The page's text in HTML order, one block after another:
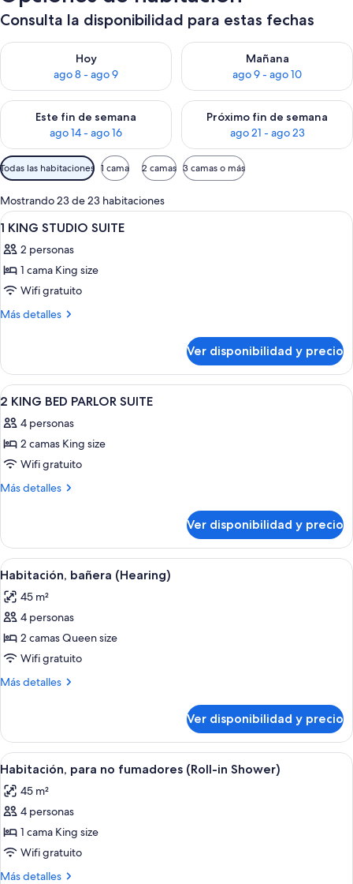
Consulta la disponibilidad para estas fechas
Hoy
ago 8 - ago 9
Consulta la disponibilidad para hoy ago 8 - ago 9
Mañana
ago 9 - ago 10
Consulta la disponibilidad
Este fin de semana
ago 14 - ago 16
Consulta la disponibilidad para este fin de semana ago 14 -
Próximo fin de semana
ago 21 - ago 23
Consulta la disponibilidad
Filtros
disponibles
para
las
habitaciones
Todas las habitaciones 1 cama 2 camas 3 camas o más
Mostrando 23 de 23 habitaciones
Ver
todas
las
fotos
de
1
SUITE
Ropa de cama hipoalergénica,
5
1 KING STUDIO SUITE
2 personas
1 cama King size
Wifi gratuito
Más detalles
Más
KING
STUDIO
SUITE
Ver disponibilidad y precio
Ver
todas
las
fotos
de
2
PARLOR
SUITE
Ropa de cama hipoalergénica,
18
2 KING BED PARLOR SUITE
4 personas
2 camas King size
Wifi gratuito
Más detalles
Más
KING
BED
PARLOR
Ver disponibilidad y precio
Ver
todas
las
fotos
de
Habitación,
bañera
Habitación de hotel con dos camas,
4
Habitación, bañera (Hearing)
45 m²
4 personas
2 camas Queen size
Wifi gratuito
Más detalles
Más
bañera
(Hearing)
Ver disponibilidad y precio
Ver
todas
las
fotos
de
Habitación,
para
Habitación de hotel con una cama
5
Habitación, para no fumadores (Roll-in Shower)
45 m²
4 personas
1 cama King size
Wifi gratuito
Más detalles
Más